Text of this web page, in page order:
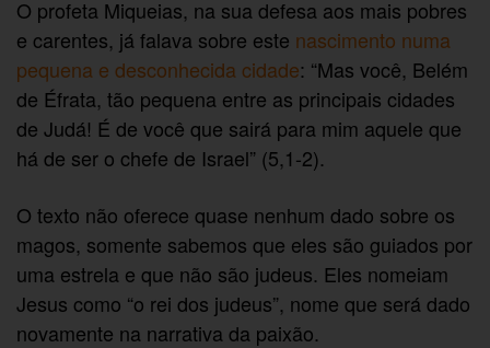
O profeta Miqueias, na sua defesa aos mais pobres
e carentes, já falava sobre este nascimento numa
pequena e desconhecida cidade: “Mas você, Belém
de Éfrata, tão pequena entre as principais cidades
de Judá! É de você que sairá para mim aquele que
há de ser o chefe de Israel” (5,1-2).
O texto não oferece quase nenhum dado sobre os
magos, somente sabemos que eles são guiados por
uma estrela e que não são judeus. Eles nomeiam
Jesus como “o rei dos judeus”, nome que será dado
novamente na narrativa da paixão.